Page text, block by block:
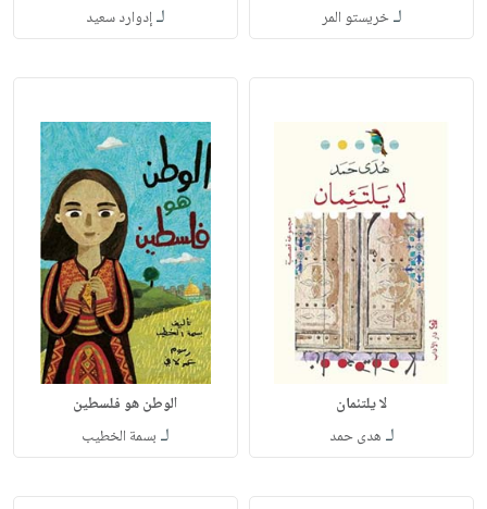
لـخريستو المر لـإدوارد سعيد
لا يلتئمان
لـ هدى حمد
الوطن هو فلسطين
لـ بسمة الخطيب